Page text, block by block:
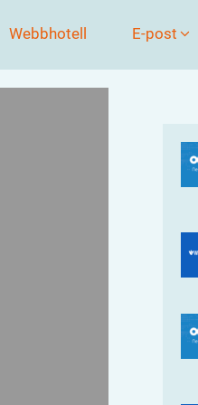
Webbhotell E-post